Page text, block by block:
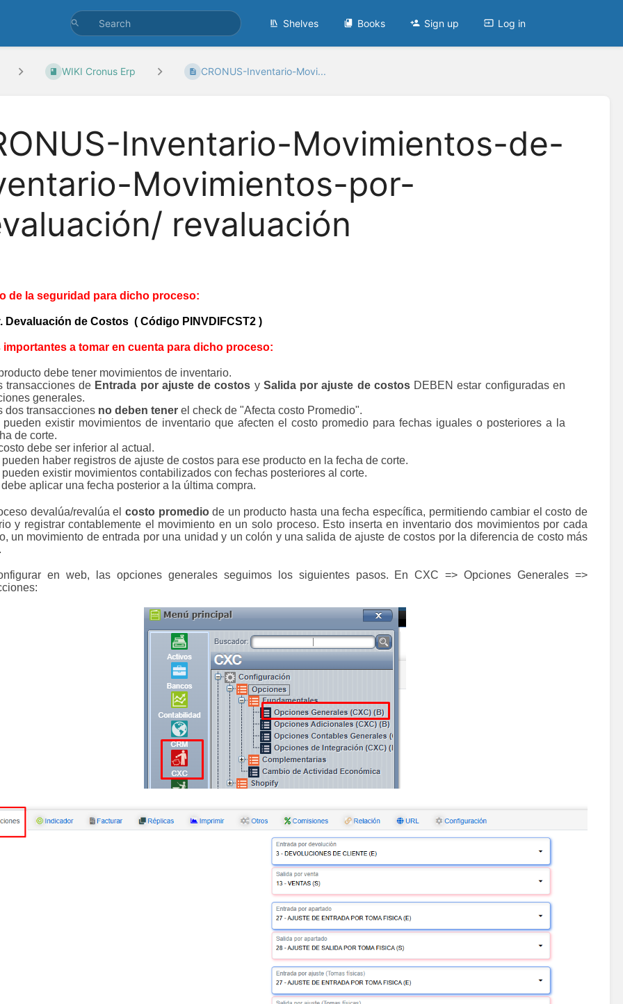
Shelves Books Sign up Log in
WIKI Cronus Erp CRONUS-Inventario-Movi...
Inventario-Movimientos-de-
Movimientos-por-
revaluación
de la seguridad para dicho proceso:
Devaluación de Costos ( Código PINVDIFCST2 )
importantes a tomar en cuenta para dicho proceso:
debe tener movimientos de inventario.
transacciones de Entrada por ajuste de costos y Salida por ajuste de costos DEBEN estar configuradas en
generales.
dos transacciones no deben tenerel check de "Afecta costo Promedio".
pueden existir movimientos de inventario que afecten el costo promedio para fechas iguales o posteriores a la
de corte.
debe ser inferior al actual.
pueden haber registros de ajuste de costos para ese producto en la fecha de corte.
pueden existir movimientos contabilizados con fechas posteriores al corte.
aplicar una fecha posterior a la última compra.
devalúa/revalúa el costo promediode un producto hasta una fecha específica, permitiendo cambiar el costo de
y registrar contablemente el movimiento en un solo proceso. Esto inserta en inventario dos movimientos por cada
un movimiento de entrada por una unidad y un colón y una salida de ajuste de costos por la diferencia de costo más
en web, las opciones generales seguimos los siguientes pasos. En CXC => Opciones Generales =>